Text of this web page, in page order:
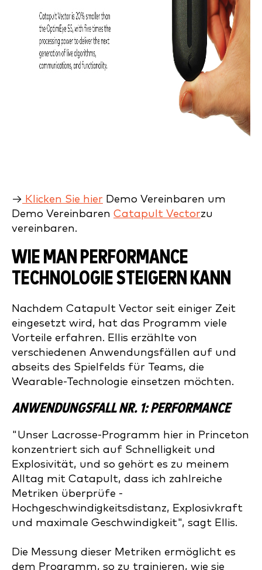
→ Klicken Sie hier Demo Vereinbaren um
Demo Vereinbaren Catapult Vectorzu
vereinbaren.
WIE MAN PERFORMANCE
TECHNOLOGIE STEIGERN KANN
Nachdem Catapult Vector seit einiger Zeit
eingesetzt wird, hat das Programm viele
Vorteile erfahren. Ellis erzählte von
verschiedenen Anwendungsfällen auf und
abseits des Spielfelds für Teams, die
Wearable-Technologie einsetzen möchten.
ANWENDUNGSFALL NR. 1: PERFORMANCE
"Unser Lacrosse-Programm hier in Princeton
konzentriert sich auf Schnelligkeit und
Explosivität, und so gehört es zu meinem
Alltag mit Catapult, dass ich zahlreiche
Metriken überprüfe -
Hochgeschwindigkeitsdistanz, Explosivkraft
und maximale Geschwindigkeit", sagt Ellis.
Die Messung dieser Metriken ermöglicht es
dem Programm, so zu trainieren, wie sie